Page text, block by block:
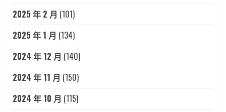
2025 年 2 月 (101)
2025 年 1 月 (134)
2024 年 12 月 (140)
2024 年 11 月 (150)
2024 年 10 月 (115)